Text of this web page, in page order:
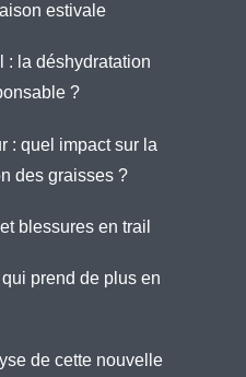
estivale
: la déshydratation
?
: quel impact sur la
des graisses ?
blessures en trail
prend de plus en
de cette nouvelle